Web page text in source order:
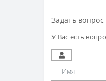
Задать вопрос
У Вас есть